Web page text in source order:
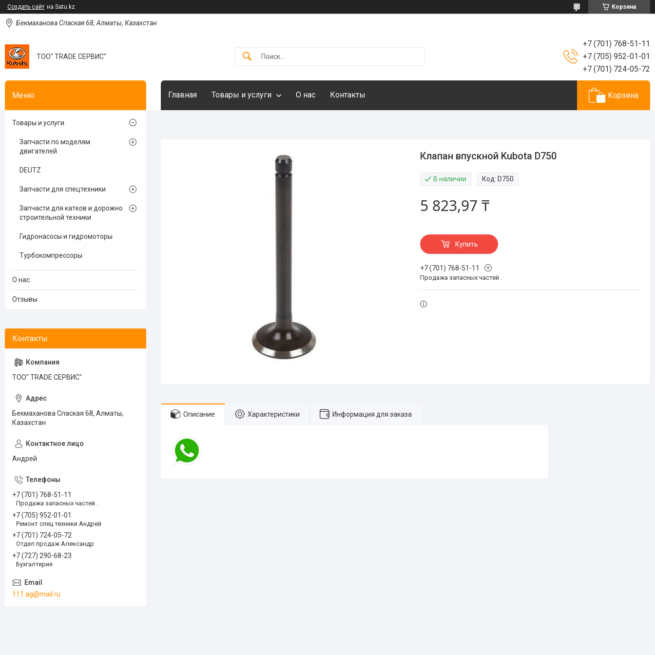
Создать сайт на Satu.kz Корзина
Бекмаханова Спаская 68, Алматы, Казахстан
ТОО" TRADE СЕРВИС"
+7 (701) 768-51-11
+7 (705) 952-01-01
+7 (701) 724-05-72
Главная Товары и услуги О нас Контакты Корзина
Клапан впускной Kubota D750
В наличии Код: D750
5 823,97 ₸
Купить
+7 (701) 768-51-11
Продажа запасных частей .
Описание Характеристики Информация для заказа
Товары и услуги
Запчасти по моделям
двигателей
DEUTZ
Запчасти для спецтехники
Запчасти для катков и дорожно
строительной техники
Гидронасосы и гидромоторы
Турбокомпрессоры
О нас
Отзывы
ТОО" TRADE СЕРВИС"
Бекмаханова Спаская 68, Алматы,
Казахстан
Андрей
+7 (701) 768-51-11
Продажа запасных частей .
+7 (705) 952-01-01
Ремонт спец техники Андрей
+7 (701) 724-05-72
Отдел продаж Александр
+7 (727) 290-68-23
Бухгалтерия
111.ag@mail.ru